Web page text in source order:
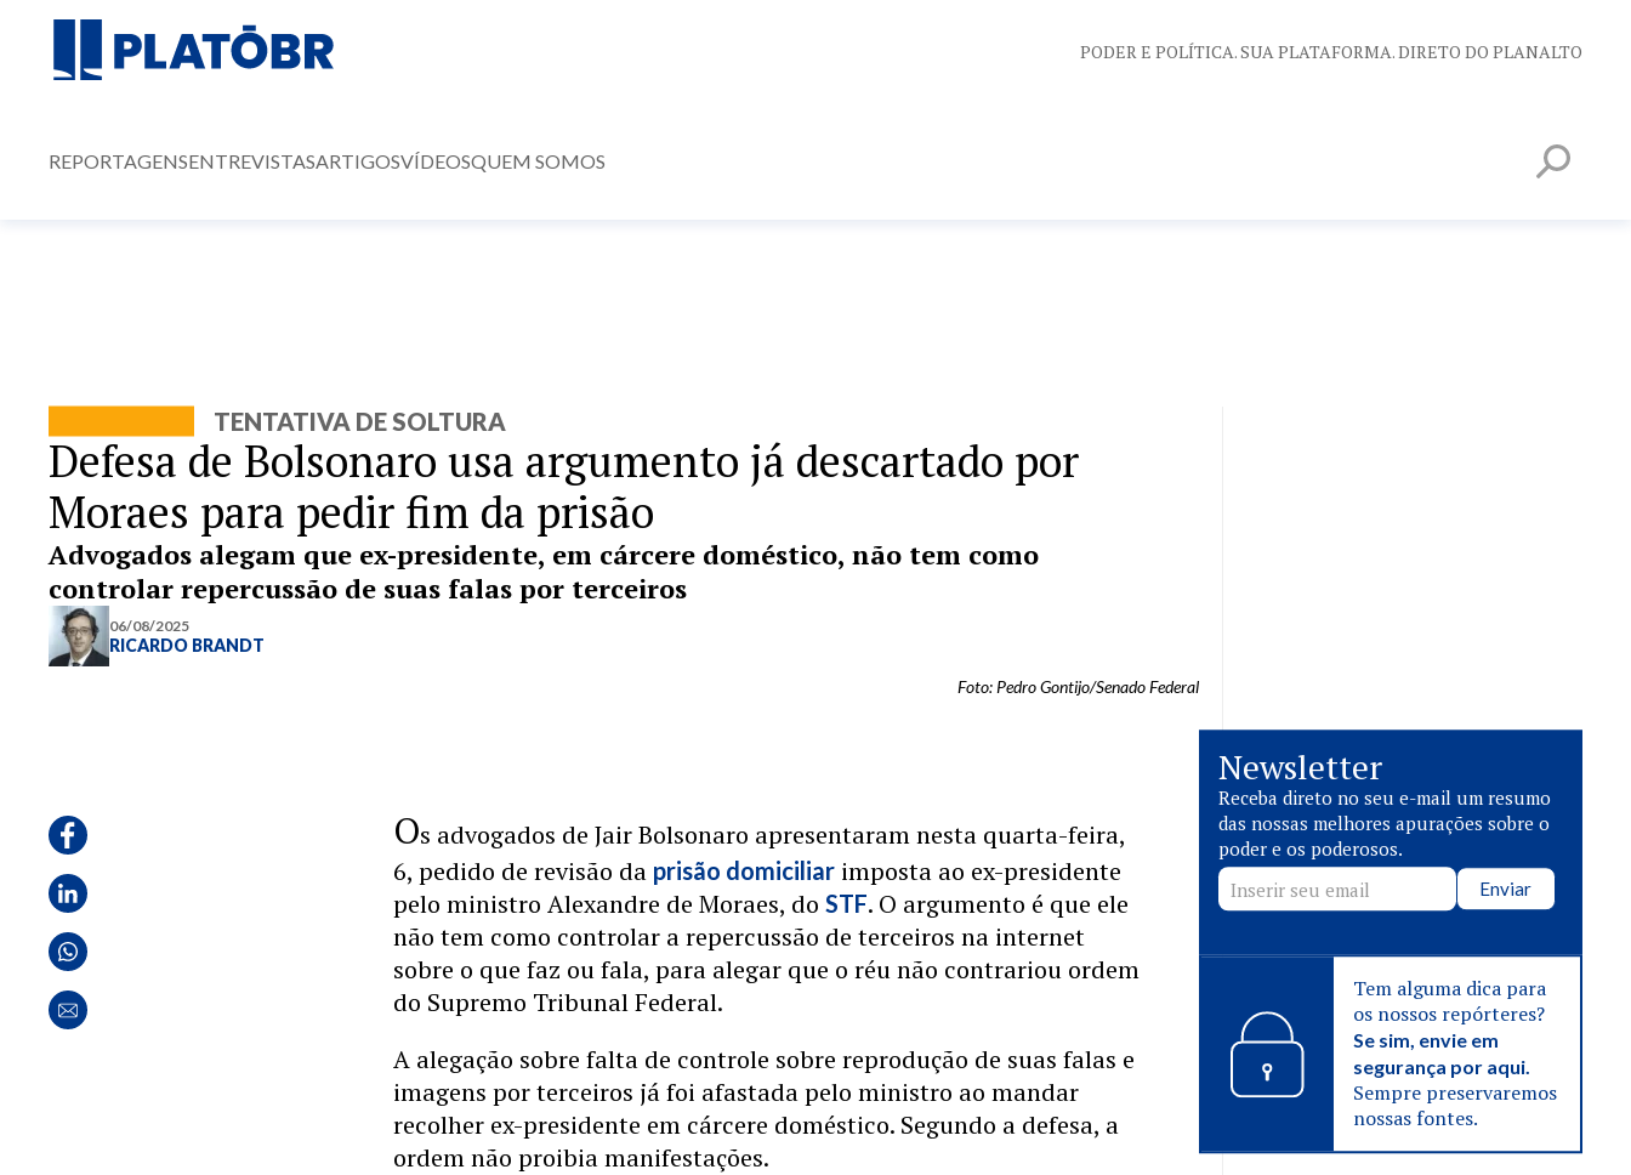
PODER E POLÍTICA. SUA PLATAFORMA. DIRETO DO PLANALTO
REPORTAGENSENTREVISTASARTIGOSVÍDEOSQUEM SOMOS
TENTATIVA DE SOLTURA
Defesa de Bolsonaro usa argumento já descartado por
Moraes para pedir fim da prisão
Advogados alegam que ex-presidente, em cárcere doméstico, não tem como
controlar repercussão de suas falas por terceiros
06/08/2025
RICARDO BRANDT
Foto: Pedro Gontijo/Senado Federal
Os advogados de Jair Bolsonaro apresentaram nesta quarta-feira,
6, pedido de revisão da prisão domiciliar imposta ao ex-presidente
pelo ministro Alexandre de Moraes, doSTF. O argumento é que ele
não tem como controlar a repercussão de terceiros na internet
sobre o que faz ou fala, para alegar que o réu não contrariou ordem
do Supremo Tribunal Federal.
A alegação sobre falta de controle sobre reprodução de suas falas e
imagens por terceiros já foi afastada pelo ministro ao mandar
recolher ex-presidente em cárcere doméstico. Segundo a defesa, a
ordem não proibia manifestações.
Newsletter
Receba direto no seu e-mail um resumo
das nossas melhores apurações sobre o
poder e os poderosos.
Enviar
Tem alguma dica para
os nossos repórteres?
Se sim, envie em
segurança por aqui.
Sempre preservaremos
nossas fontes.